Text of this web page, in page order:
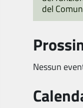
del
Nessun